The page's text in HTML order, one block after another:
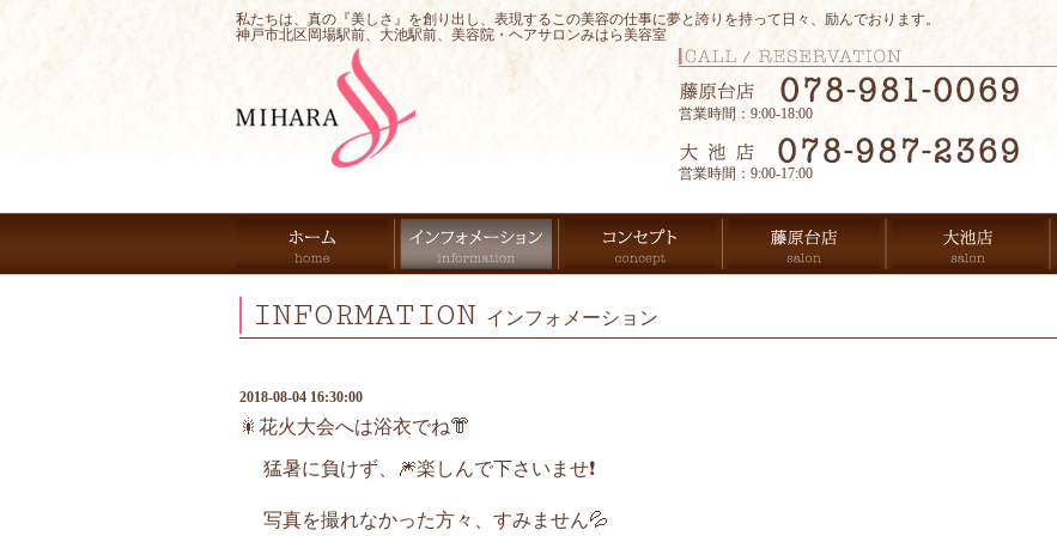
私たちは、真の『美しさ』を創り出し、表現するこの美容の仕事に夢と誇りを持って日々、励んでおります。
神戸市北区岡場駅前、大池駅前、美容院・ヘアサロンみはら美容室
営業時間：9:00-18:00
営業時間：9:00-17:00
INFORMATION インフォメーション
2018-08-04 16:30:00
🎇花火大会へは浴衣でね👘
猛暑に負けず、🎆楽しんで下さいませ❗️
写真を撮れなかった方々、すみません💦